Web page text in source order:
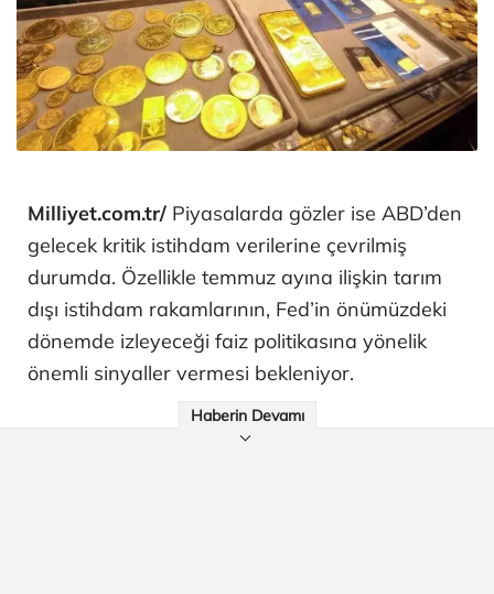
Milliyet.com.tr/ Piyasalarda gözler ise ABD’den
gelecek kritik istihdam verilerine çevrilmiş
durumda. Özellikle temmuz ayına ilişkin tarım
dışı istihdam rakamlarının, Fed’in önümüzdeki
dönemde izleyeceği faiz politikasına yönelik
önemli sinyaller vermesi bekleniyor.
Haberin Devamı